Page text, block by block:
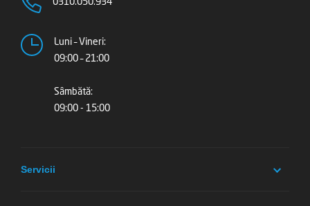
0310.050.934
Luni – Vineri:
09:00 – 21:00
Sâmbătă:
09:00 - 15:00
Servicii